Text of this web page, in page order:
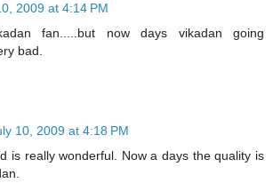
2009 at 4:14 PM
fan.....but now days vikadan going
bad.
10, 2009 at 4:18 PM
is really wonderful. Now a days the quality is